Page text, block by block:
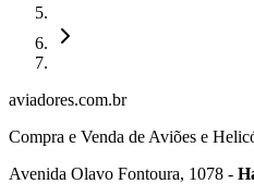
aviadores.com.br
Compra e Venda de Aviões e
Avenida Olavo Fontoura, 1078 -